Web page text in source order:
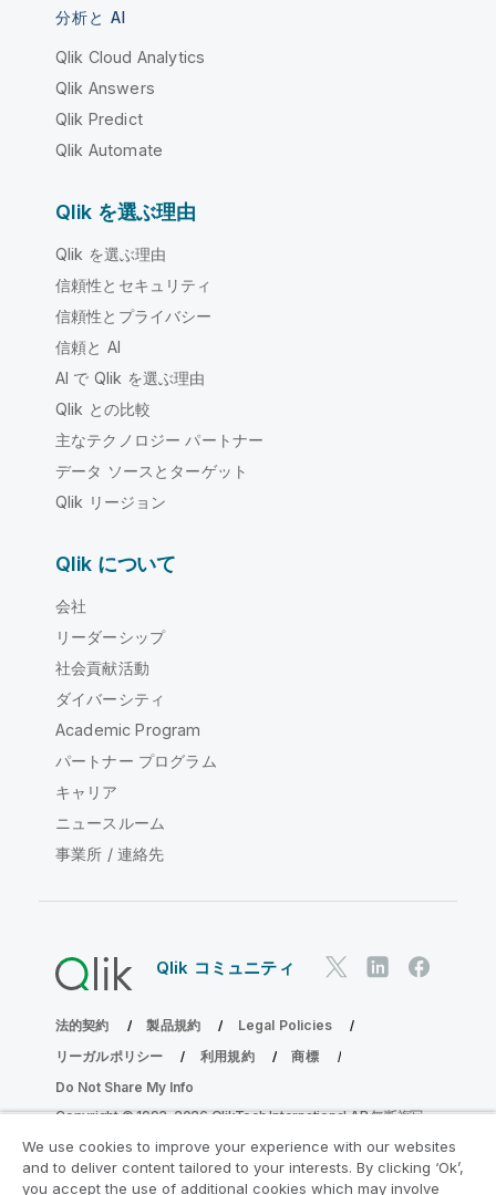
分析と AI
Qlik Cloud Analytics
Qlik Answers
Qlik Predict
Qlik Automate
Qlik を選ぶ理由
Qlik を選ぶ理由
信頼性とセキュリティ
信頼性とプライバシー
信頼と AI
AI で Qlik を選ぶ理由
Qlik との比較
主なテクノロジー パートナー
データ ソースとターゲット
Qlik リージョン
Qlik について
会社
リーダーシップ
社会貢献活動
ダイバーシティ
Academic Program
パートナー プログラム
キャリア
ニュースルーム
事業所 / 連絡先
Qlik コミュニティ
法的契約 製品規約
Legal Policies
リーガルポリシー
利用規約
商標
Do Not Share My Info
Copyright © 1993-2026 QlikTech International AB.無断複写・
We use cookies to improve your experience with our websites
and to deliver content tailored to your interests. By clicking ‘Ok’,
you accept the use of additional cookies which may involve